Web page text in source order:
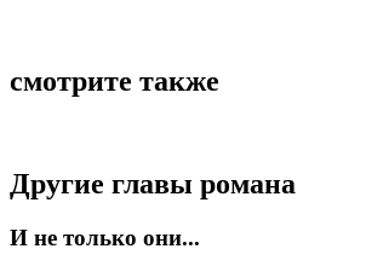
смотрите также
Другие главы романа
И не только они...